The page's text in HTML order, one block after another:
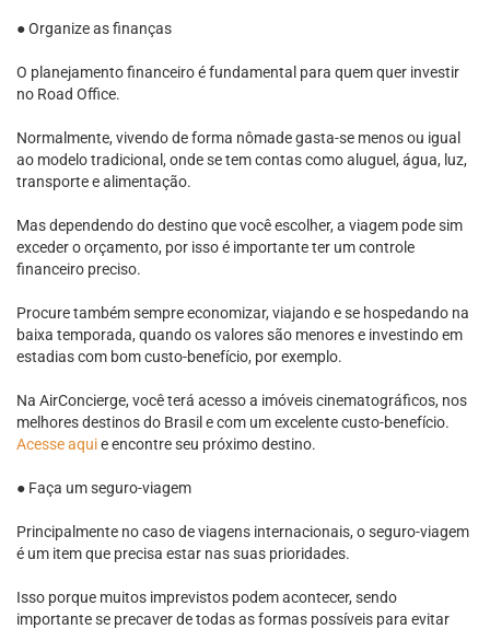
● Organize as finanças
O planejamento financeiro é fundamental para quem quer investir
no Road Office.
Normalmente, vivendo de forma nômade gasta-se menos ou igual
ao modelo tradicional, onde se tem contas como aluguel, água, luz,
transporte e alimentação.
Mas dependendo do destino que você escolher, a viagem pode sim
exceder o orçamento, por isso é importante ter um controle
financeiro preciso.
Procure também sempre economizar, viajando e se hospedando na
baixa temporada, quando os valores são menores e investindo em
estadias com bom custo-benefício, por exemplo.
Na AirConcierge, você terá acesso a imóveis cinematográficos, nos
melhores destinos do Brasil e com um excelente custo-benefício.
Acesse aquie encontre seu próximo destino.
● Faça um seguro-viagem
Principalmente no caso de viagens internacionais, o seguro-viagem
é um item que precisa estar nas suas prioridades.
Isso porque muitos imprevistos podem acontecer, sendo
importante se precaver de todas as formas possíveis para evitar